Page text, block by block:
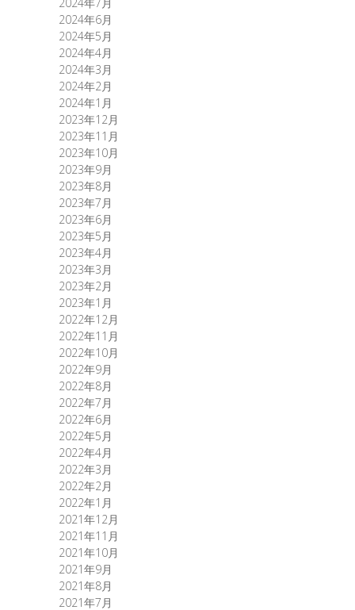
2024年6月
2024年5月
2024年4月
2024年3月
2024年2月
2024年1月
2023年12月
2023年11月
2023年10月
2023年9月
2023年8月
2023年7月
2023年6月
2023年5月
2023年4月
2023年3月
2023年2月
2023年1月
2022年12月
2022年11月
2022年10月
2022年9月
2022年8月
2022年7月
2022年6月
2022年5月
2022年4月
2022年3月
2022年2月
2022年1月
2021年12月
2021年11月
2021年10月
2021年9月
2021年8月
2021年7月